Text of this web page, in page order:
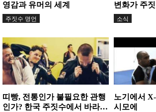
영감과 유머의 세계
주짓수 명언
변화가 주
소식
띠빵, 전통인가 불필요한 관행
인가? 한국 주짓수에서 바라본
노기에서
시모에